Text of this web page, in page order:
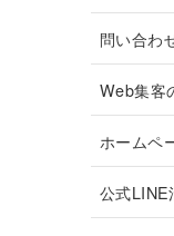
問い合わ
Web集客
ホームペ
公式LINE